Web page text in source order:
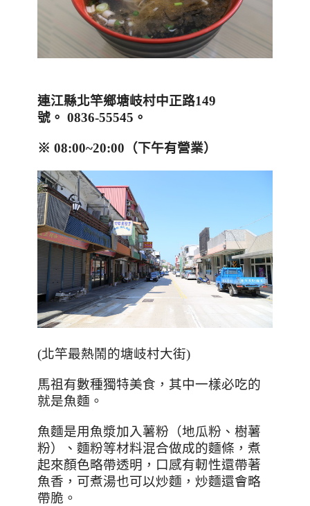
連江縣北竿鄉塘岐村中正路149
號。 0836-55545 。
※ 08:00~20:00 （下午有營業）
(北竿最熱鬧的塘岐村大街)
馬祖有數種獨特美食，其中一樣必吃的
就是魚麵。
魚麵是用魚漿加入薯粉（地瓜粉、樹薯
粉）、麵粉等材料混合做成的麵條，煮
起來顏色略帶透明，口感有軔性還帶著
魚香，可煮湯也可以炒麵，炒麵還會略
帶脆。